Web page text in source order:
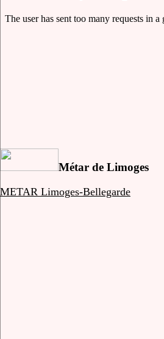
Métar de Limoges
METAR Limoges-Bellegarde